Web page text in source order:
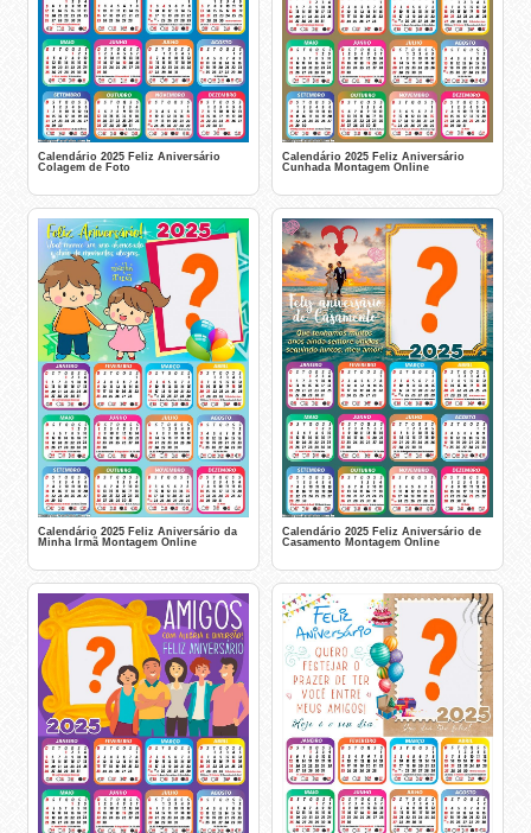
Calendário 2025 Feliz Aniversário
Colagem de Foto
Calendário 2025 Feliz Aniversário
Cunhada Montagem Online
Calendário 2025 Feliz Aniversário da
Minha Irmã Montagem Online
Calendário 2025 Feliz Aniversário de
Casamento Montagem Online